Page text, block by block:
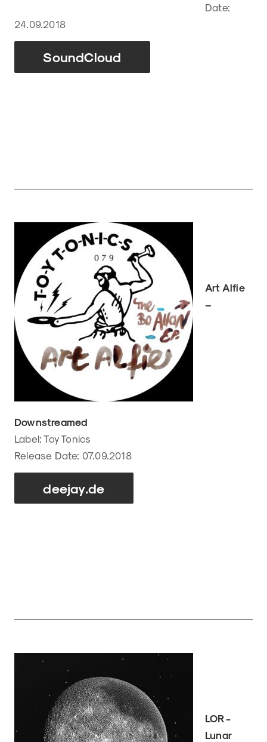
Date:
24.09.2018
SoundCloud
Art Alfie
–
Downstreamed
Label: Toy Tonics
Release Date: 07.09.2018
deejay.de
LOR -
Lunar